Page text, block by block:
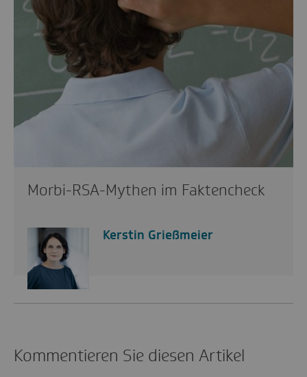
Morbi-RSA-Mythen im Faktencheck
Kerstin Grießmeier
Kommentieren Sie diesen Artikel